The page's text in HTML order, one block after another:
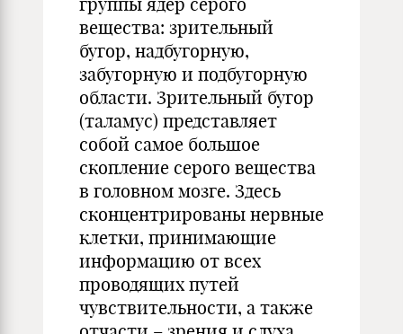
вещества: зрительный
бугор, надбугорную,
забугорную и подбугорную
области. Зрительный бугор
(таламус) представляет
собой самое большое
скопление серого вещества
в головном мозге. Здесь
сконцентрированы нервные
клетки, принимающие
информацию от всех
проводящих путей
чувствительности, а также